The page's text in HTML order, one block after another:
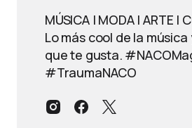
MÚSICA | MODA | ARTE |
Lo más cool de la
que te gusta.
#TraumaNACO